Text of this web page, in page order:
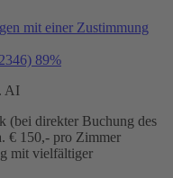
mit einer Zustimmung
89%
AI
(bei direkter Buchung des
€ 150,- pro Zimmer
mit vielfältiger